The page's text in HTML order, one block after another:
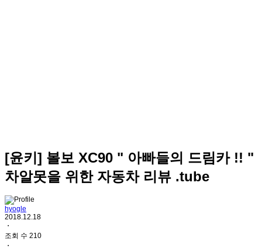
[윤키] 볼보 XC90 " 아빠들의 드림카 !! "
차알못을 위한 자동차 리뷰 .tube
hyogle
2018.12.18
・
조회 수 210
・